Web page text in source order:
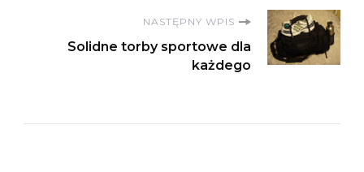
NASTĘPNY WPIS
Solidne torby sportowe dla
każdego